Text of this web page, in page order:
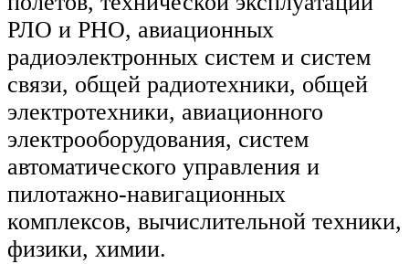
РЛО и РНО, авиационных
радиоэлектронных систем и систем
связи, общей радиотехники, общей
электротехники, авиационного
электрооборудования, систем
автоматического управления и
пилотажно-навигационных
комплексов, вычислительной техники,
физики, химии.